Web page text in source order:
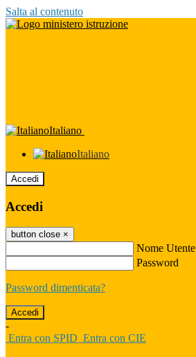
Salta al contenuto
Italiano
Italiano
Accedi
Accedi
button close ×
Nome Utente
Password
Password dimenticata?
-
Entra con SPID Entra con CIE